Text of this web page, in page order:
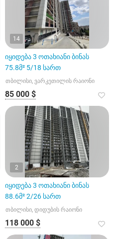
14
იყიდება 3 ოთახიანი ბინას
75.8მ² 5/18 სართ
თბილისი, ვარკეთილის რაიონი
85 000 $
2
იყიდება 3 ოთახიანი ბინას
88.6მ² 2/26 სართ
თბილისი, დიდუბის რაიონი
118 000 $